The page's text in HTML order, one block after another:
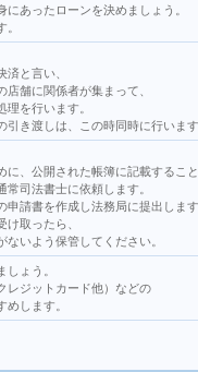
あったローンを決めましょう。
と言い、
舗に関係者が集まって、
を行います。
き渡しは、この時同時に行います
、公開された帳簿に記載すること
司法書士に依頼します。
請書を作成し法務局に提出します
取ったら、
いよう保管してください。
ょう。
レジットカード他）などの
します。